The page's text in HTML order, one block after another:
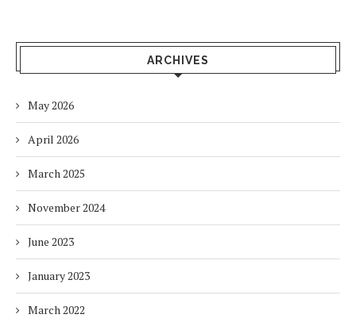
ARCHIVES
May 2026
April 2026
March 2025
November 2024
June 2023
January 2023
March 2022